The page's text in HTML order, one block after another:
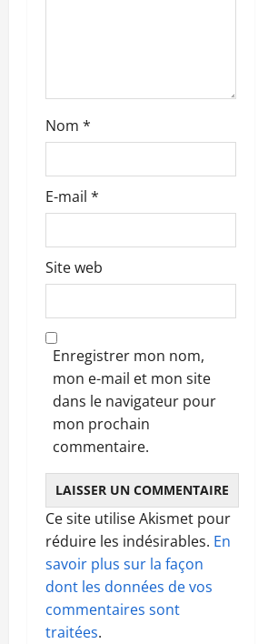
l
e
Nom *
E-mail *
Site web
Enregistrer mon nom,
mon e-mail et mon site
dans le navigateur pour
mon prochain
commentaire.
Ce site utilise Akismet pour
réduire les indésirables. En
savoir plus sur la façon
dont les données de vos
commentaires sont
traitées.